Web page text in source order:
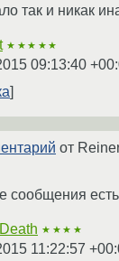
так и никак
★★★★★
09:13:40
от
сообщения
★★★★
11:22:57